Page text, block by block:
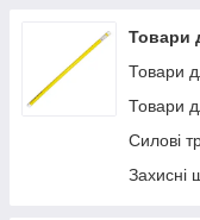
Товари
Товари
Товари
Силові
Захисні